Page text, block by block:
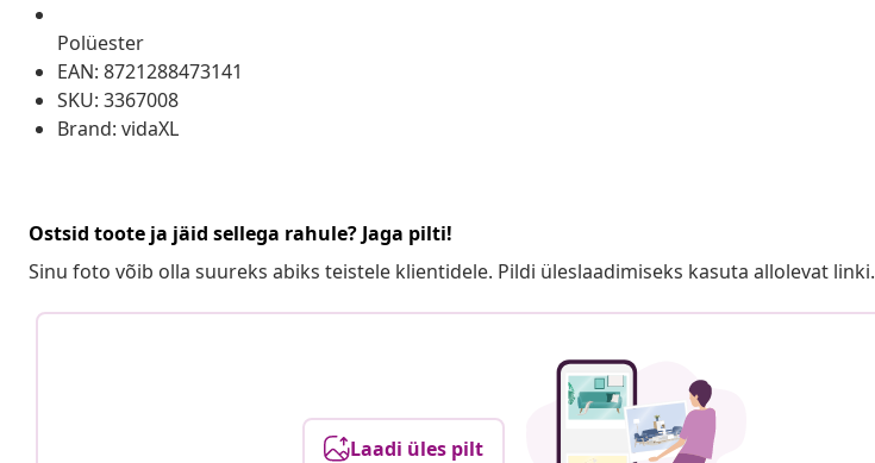
Polüester
EAN: 8721288473141
SKU: 3367008
Brand: vidaXL
Ostsid toote ja jäid sellega rahule? Jaga pilti!
Sinu foto võib olla suureks abiks teistele klientidele. Pildi üleslaadimiseks kasuta allolevat linki.
Laadi üles pilt